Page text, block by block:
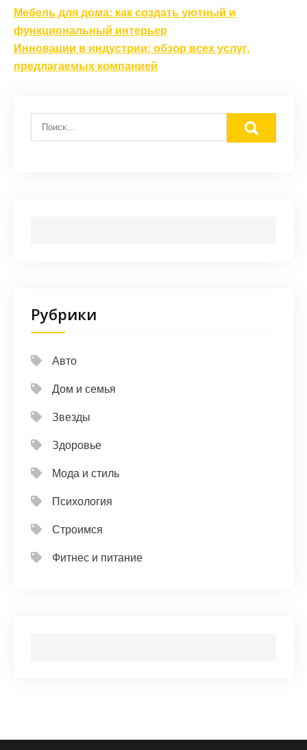
Навигация
по
записям
Мебель для дома: как создать уютный и
функциональный интерьер
Инновации в индустрии: обзор всех услуг,
предлагаемых компанией
Рубрики
Авто
Дом и семья
Звезды
Здоровье
Мода и стиль
Психология
Строимся
Фитнес и питание